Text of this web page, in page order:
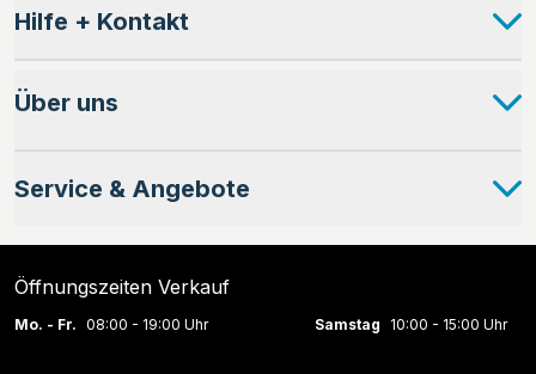
Hilfe + Kontakt
Über uns
Service & Angebote
Öffnungszeiten Verkauf
Mo. - Fr. 08:00 - 19:00 Uhr Samstag 10:00 - 15:00 Uhr